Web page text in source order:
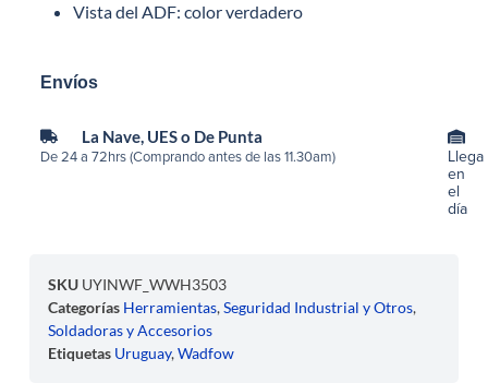
Vista del ADF: color verdadero
Envíos
La Nave, UES o De Punta
De 24 a 72hrs (Comprando antes de las 11.30am)
Llega
en
el
día
SKU UYINWF_WWH3503
Categorías Herramientas,Seguridad Industrial y Otros,
Soldadoras y Accesorios
Etiquetas Uruguay,Wadfow